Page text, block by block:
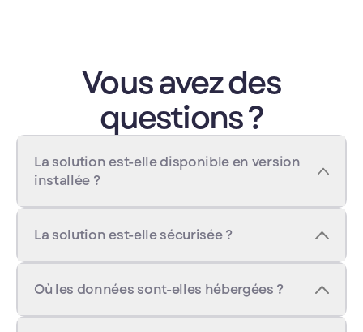
Vous avez des
questions ?
La solution est-elle disponible en version
installée ?
La solution est-elle sécurisée ?
Où les données sont-elles hébergées ?